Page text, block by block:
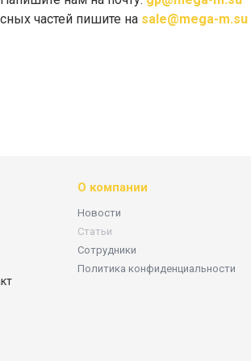
частей пишите на sale@mega-m.su
О компании
Новости
Статьи
Сотрудники
Политика конфиденциальности